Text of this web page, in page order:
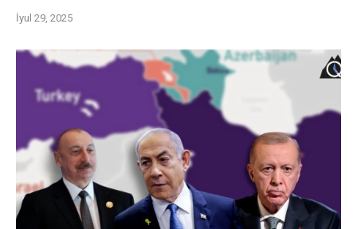
İyul 29, 2025